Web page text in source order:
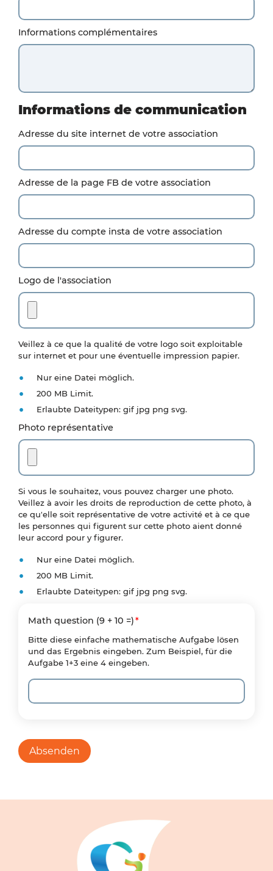
Informations complémentaires
Informations de communication
Adresse du site internet de votre association
Adresse de la page FB de votre association
Adresse du compte insta de votre association
Logo de l'association
Veillez à ce que la qualité de votre logo soit exploitable
sur internet et pour une éventuelle impression papier.
Nur eine Datei möglich.
200 MB Limit.
Erlaubte Dateitypen: gif jpg png svg.
Photo représentative
Si vous le souhaitez, vous pouvez charger une photo.
Veillez à avoir les droits de reproduction de cette photo, à
ce qu'elle soit représentative de votre activité et à ce que
les personnes qui figurent sur cette photo aient donné
leur accord pour y figurer.
Nur eine Datei möglich.
200 MB Limit.
Erlaubte Dateitypen: gif jpg png svg.
Math question (9 + 10 =)
Bitte diese einfache mathematische Aufgabe lösen
und das Ergebnis eingeben. Zum Beispiel, für die
Aufgabe 1+3 eine 4 eingeben.